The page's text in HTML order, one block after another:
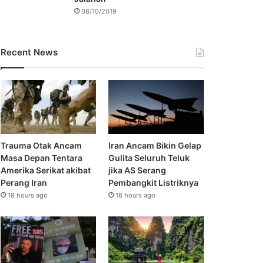
08/10/2019
Recent News
Trauma Otak Ancam
Masa Depan Tentara
Amerika Serikat akibat
Perang Iran
18 hours ago
Iran Ancam Bikin Gelap
Gulita Seluruh Teluk
jika AS Serang
Pembangkit Listriknya
18 hours ago